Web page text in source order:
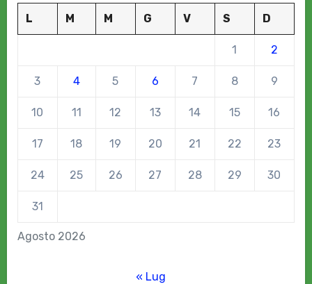
Agosto 2026
L M M G V S D
1 2
3 4 5 6 7 8 9
10 11 12 13 14 15 16
17 18 19 20 21 22 23
24 25 26 27 28 29 30
31
« Lug